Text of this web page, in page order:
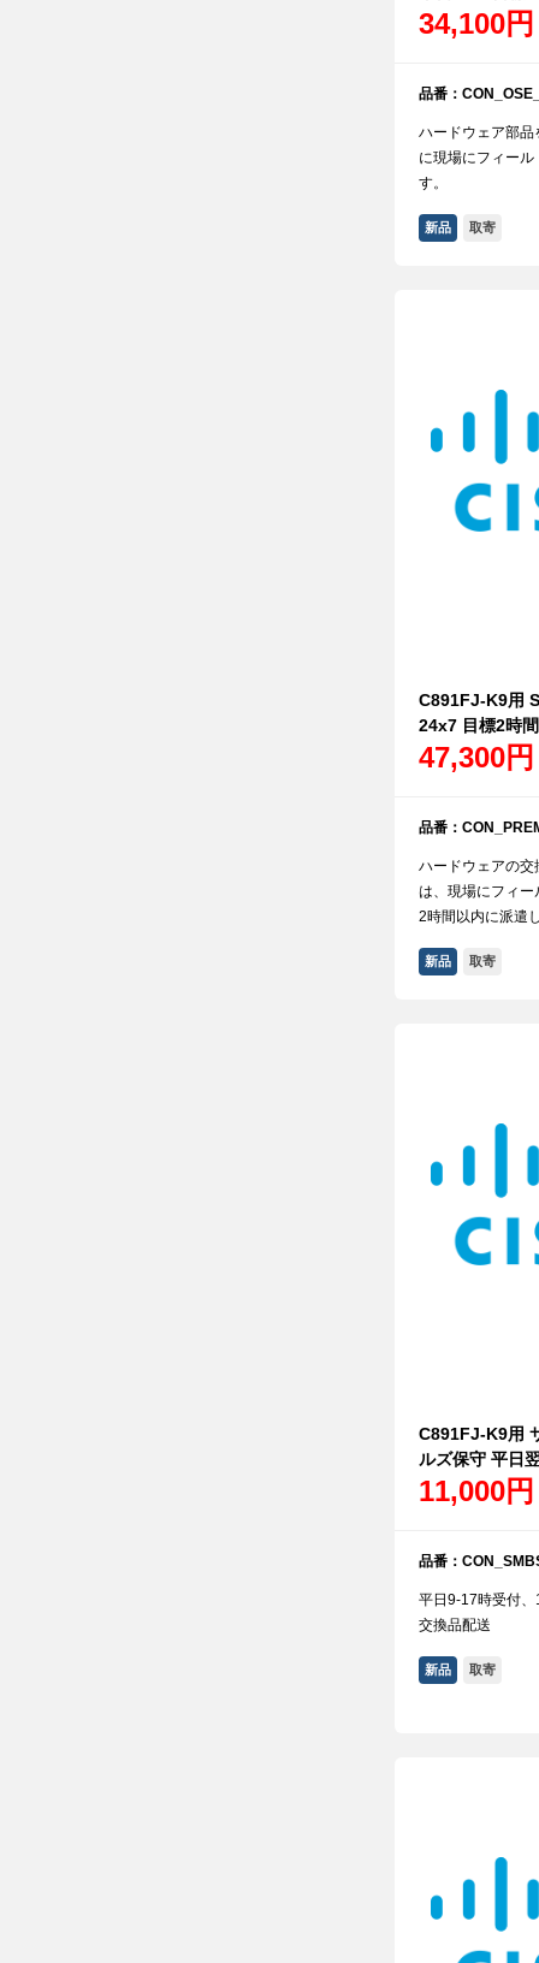
34,100円
品番：
ハードウェア部品
に現場にフィー
す。
新品 取寄
C891FJ-K9用
24x7 目標2時間
47,300円
品番：
ハードウェアの交
は、現場にフィー
2時間以内に派遣
新品 取寄
C891FJ-K9用
ルズ保守 平日
11,000円
品番：
平日9-17時受付
交換品配送
新品 取寄